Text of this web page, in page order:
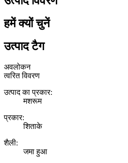
हमें क्यों चुनें
उत्पाद टैग
अवलोकन
त्वरित विवरण
उत्पाद का प्रकार:
मशरूम
प्रकार:
शिताके
शैली:
जमा हुआ